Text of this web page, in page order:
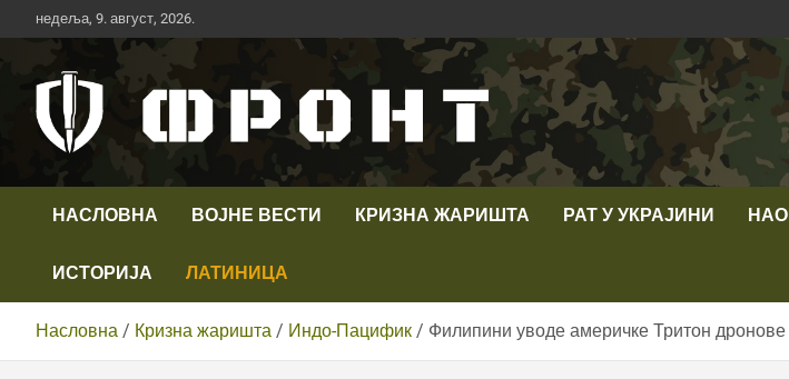
Скип
то
недеља, 9. август, 2026.
Телевизија ФРОНТ
НАСЛОВНА ВОЈНЕ ВЕСТИ КРИЗНА ЖАРИШТА РАТ У УКРАЈИНИ
ИСТОРИЈА ЛАТИНИЦА
Насловна Кризна жаришта Индо-Пацифик Филипини уводе америчке Тритон дронове